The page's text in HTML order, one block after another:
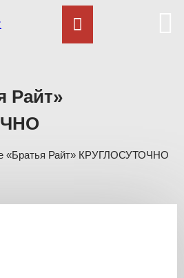
Райт»
«Братья Райт» КРУГЛОСУТОЧНО